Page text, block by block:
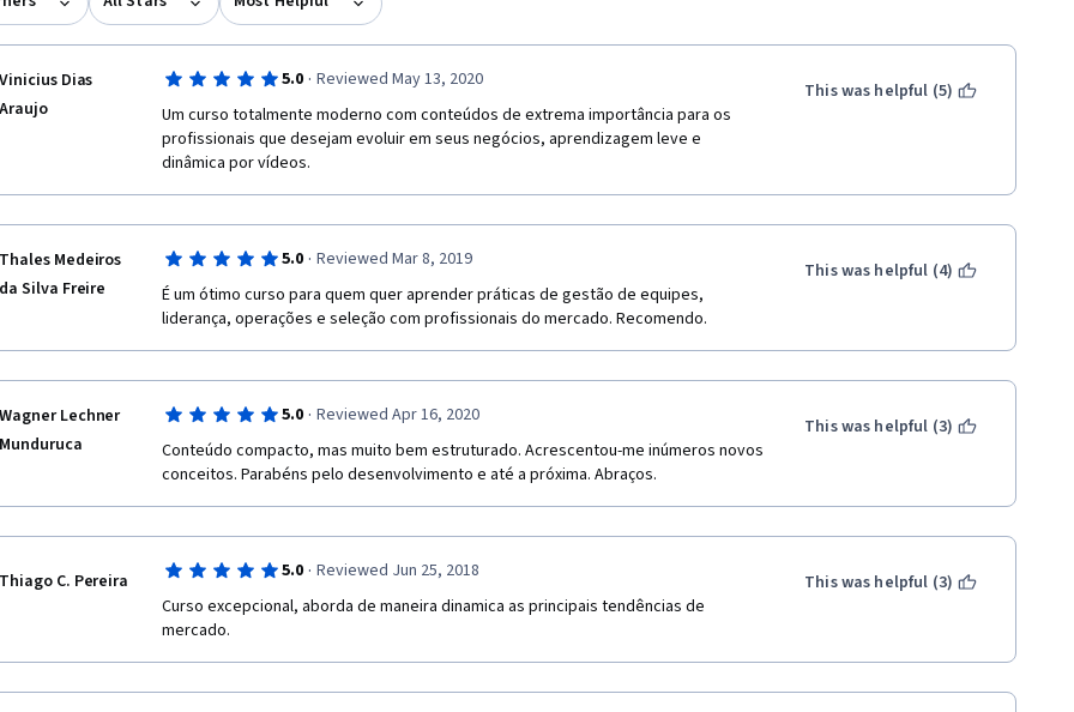
Vinicius Dias
Araujo
5.0 · Reviewed May 13, 2020
Um curso totalmente moderno com conteúdos de extrema importância para os
profissionais que desejam evoluir em seus negócios, aprendizagem leve e
dinâmica por vídeos.
This was helpful (5)
Thales Medeiros
da Silva Freire
5.0 · Reviewed Mar 8, 2019
É um ótimo curso para quem quer aprender práticas de gestão de equipes,
liderança, operações e seleção com profissionais do mercado. Recomendo.
This was helpful (4)
Wagner Lechner
Munduruca
5.0 · Reviewed Apr 16, 2020
Conteúdo compacto, mas muito bem estruturado. Acrescentou-me inúmeros novos
conceitos. Parabéns pelo desenvolvimento e até a próxima. Abraços.
This was helpful (3)
Thiago C. Pereira 5.0 · Reviewed Jun 25, 2018
Curso excepcional, aborda de maneira dinamica as principais tendências de
mercado.
This was helpful (3)